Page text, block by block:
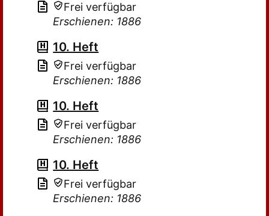
Frei verfügbar
Erschienen: 1886
10. Heft
Frei verfügbar
Erschienen: 1886
10. Heft
Frei verfügbar
Erschienen: 1886
10. Heft
Frei verfügbar
Erschienen: 1886